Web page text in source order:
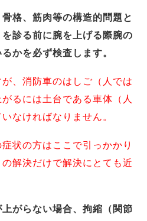
格、筋肉等の構造的問題と
診る前に腕を上げる際腕の
かを必ず検査します。
、消防車のはしご（人では
るには土台である車体（人
なければなりません。
状の方はここで引っかかり
解決だけで解決にとても近
がらない場合、拘縮（関節